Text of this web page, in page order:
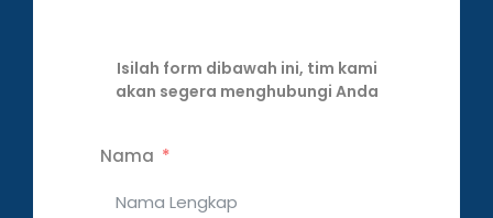
Isilah form dibawah ini, tim kami
akan segera menghubungi Anda
Nama